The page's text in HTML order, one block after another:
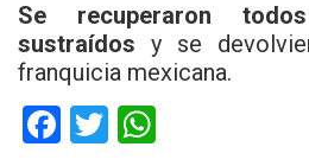
Se recuperaron
sustraídos y se
franquicia mexicana.
F
T